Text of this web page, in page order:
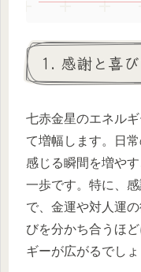
1. 感謝と喜
七赤金星のエネル
て増幅します。日
感じる瞬間を増や
一歩です。特に、
で、金運や対人運
びを分かち合うほ
ギーが広がるでしょ